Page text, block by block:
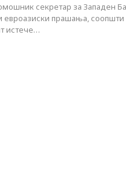
секретар за Западен
евроазиски прашања, соопшти
истече…